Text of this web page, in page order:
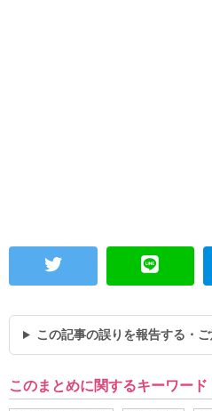
この記事の誤りを報告する・
このまとめに関するキーワード